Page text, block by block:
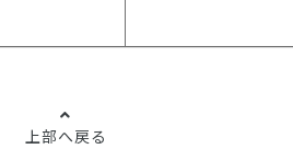
上部へ戻る